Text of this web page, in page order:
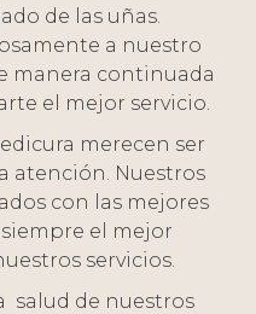
de las uñas.
a nuestro
manera continuada
el mejor servicio.
merecen ser
atención. Nuestros
con las mejores
el mejor
servicios.
salud de nuestros